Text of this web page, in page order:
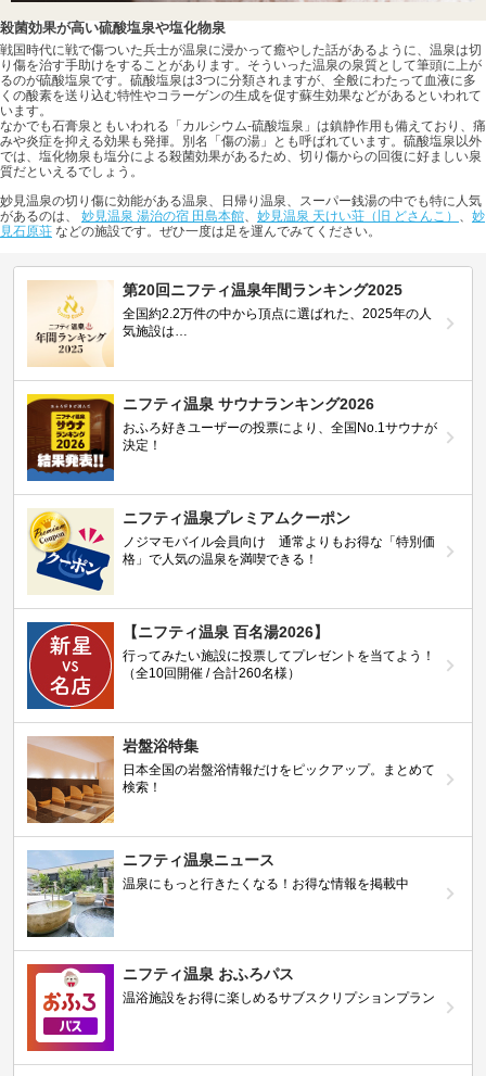
殺菌効果が高い硫酸塩泉や塩化物泉
戦国時代に戦で傷ついた兵士が温泉に浸かって癒やした話があるように、温泉は切
り傷を治す手助けをすることがあります。そういった温泉の泉質として筆頭に上が
るのが硫酸塩泉です。硫酸塩泉は3つに分類されますが、全般にわたって血液に多
くの酸素を送り込む特性やコラーゲンの生成を促す蘇生効果などがあるといわれて
います。
なかでも石膏泉ともいわれる「カルシウム-硫酸塩泉」は鎮静作用も備えており、痛
みや炎症を抑える効果も発揮。別名「傷の湯」とも呼ばれています。硫酸塩泉以外
では、塩化物泉も塩分による殺菌効果があるため、切り傷からの回復に好ましい泉
質だといえるでしょう。
妙見温泉の切り傷に効能がある温泉、日帰り温泉、スーパー銭湯の中でも特に人気
があるのは、 妙見温泉 湯治の宿 田島本館、 妙見温泉 天けい荘（旧 どさんこ） 、 妙
見石原荘 などの施設です。ぜひ一度は足を運んでみてください。
第20回ニフティ温泉年間ランキング2025
全国約2.2万件の中から頂点に選ばれた、2025年の人
気施設は…
ニフティ温泉 サウナランキング2026
おふろ好きユーザーの投票により、全国No.1サウナが
決定！
ニフティ温泉プレミアムクーポン
ノジマモバイル会員向け 通常よりもお得な「特別価
格」で人気の温泉を満喫できる！
【ニフティ温泉 百名湯2026】
行ってみたい施設に投票してプレゼントを当てよう！
（全10回開催 / 合計260名様）
岩盤浴特集
日本全国の岩盤浴情報だけをピックアップ。まとめて
検索！
ニフティ温泉ニュース
温泉にもっと行きたくなる！お得な情報を掲載中
ニフティ温泉 おふろパス
温浴施設をお得に楽しめるサブスクリプションプラン